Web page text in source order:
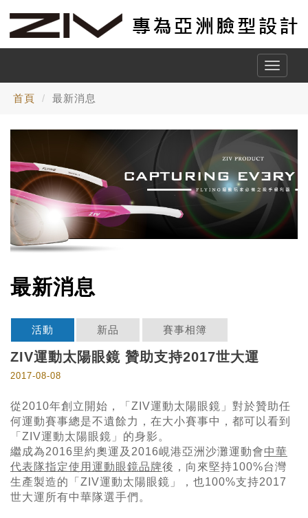
Toggle
首頁 最新消息
最新消息
活動 新品 賽事相簿
ZIV運動太陽眼鏡 贊助支持2017世大運
2017-08-08
從2010年創立開始，「ZIV運動太陽眼鏡」對於贊助任
何運動賽事總是不遺餘力，在大小賽事中，都可以看到
「 ZIV運動太陽眼鏡 」的身影。
繼成為2016里約奧運及2016峴港亞洲沙灘運動會中華
代表隊指定使用運動眼鏡品牌後，向來堅持100%台灣
生產製造的「 ZIV運動太陽眼鏡 」，也100%支持2017
世大運所有中華隊選手們。